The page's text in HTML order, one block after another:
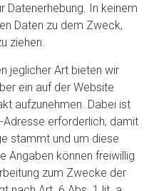
Datenerhebung. In keinem
Daten zu dem Zweck,
ziehen.
jeglicher Art bieten wir
ein auf der Website
aufzunehmen. Dabei ist
Adresse erforderlich, damit
stammt und um diese
Angaben können freiwillig
zum Zwecke der